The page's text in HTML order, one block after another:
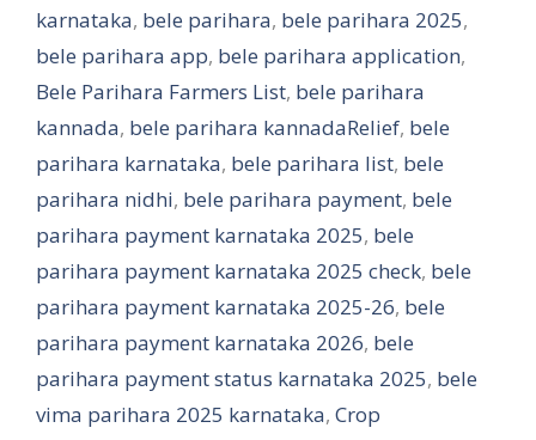
karnataka, bele parihara, bele parihara 2025,
bele parihara app, bele parihara application,
Bele Parihara Farmers List, bele parihara
kannada, bele parihara kannadaRelief, bele
parihara karnataka, bele parihara list, bele
parihara nidhi, bele parihara payment, bele
parihara payment karnataka 2025, bele
parihara payment karnataka 2025 check, bele
parihara payment karnataka 2025-26, bele
parihara payment karnataka 2026, bele
parihara payment status karnataka 2025, bele
vima parihara 2025 karnataka, Crop